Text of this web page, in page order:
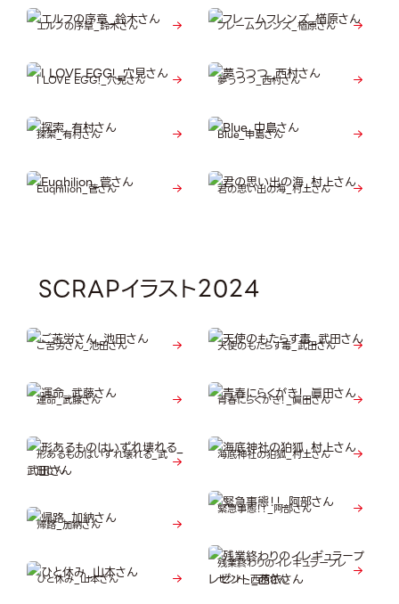
エルフの序章_鈴木さん フレームフレンズ_楢原さん
I LOVE EGG!_穴見さん 夢うつつ_西村さん
探索_有村さん Blue_中島さん
Euqhilion_菅さん 君の思い出の海_村上さん
SCRAPイラスト2024
ご苦労さん_池田さん 天使のもたらす毒_武田さん
運命_武藤さん 青春にらくがき！_眞田さん
形あるものはいずれ壊れる_武
田さん
海底神社の狛狐_村上さん
緊急事態！！_阿部さん
帰路_加納さん
残業終わりのイレギュラープレ
ゼント_西依さん
ひと休み_山本さん